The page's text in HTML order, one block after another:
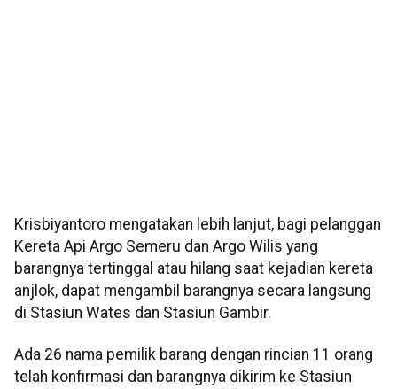
Krisbiyantoro mengatakan lebih lanjut, bagi pelanggan
Kereta Api Argo Semeru dan Argo Wilis yang
barangnya tertinggal atau hilang saat kejadian kereta
anjlok, dapat mengambil barangnya secara langsung
di Stasiun Wates dan Stasiun Gambir.
Ada 26 nama pemilik barang dengan rincian 11 orang
telah konfirmasi dan barangnya dikirim ke Stasiun